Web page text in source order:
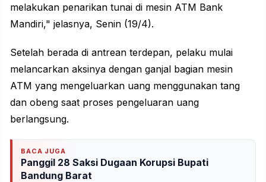
melakukan penarikan tunai di mesin ATM Bank
Mandiri," jelasnya, Senin (19/4).
Setelah berada di antrean terdepan, pelaku mulai
melancarkan aksinya dengan ganjal bagian mesin
ATM yang mengeluarkan uang menggunakan tang
dan obeng saat proses pengeluaran uang
berlangsung.
BACA JUGA
Panggil 28 Saksi Dugaan Korupsi Bupati
Bandung Barat